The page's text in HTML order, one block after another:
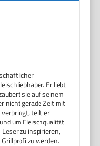
Er liebt
sie auf seinem
nicht gerade Zeit mit
teilt er
um Fleischqualität
zu inspirieren,
zu werden.